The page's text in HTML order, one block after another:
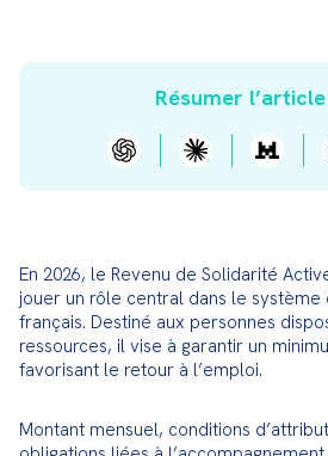
Résumer
En 2026, le Revenu de Solidarité
jouer un rôle central dans le
français. Destiné aux personnes
ressources, il vise à garantir un
favorisant le retour à l’emploi.
Montant mensuel, conditions